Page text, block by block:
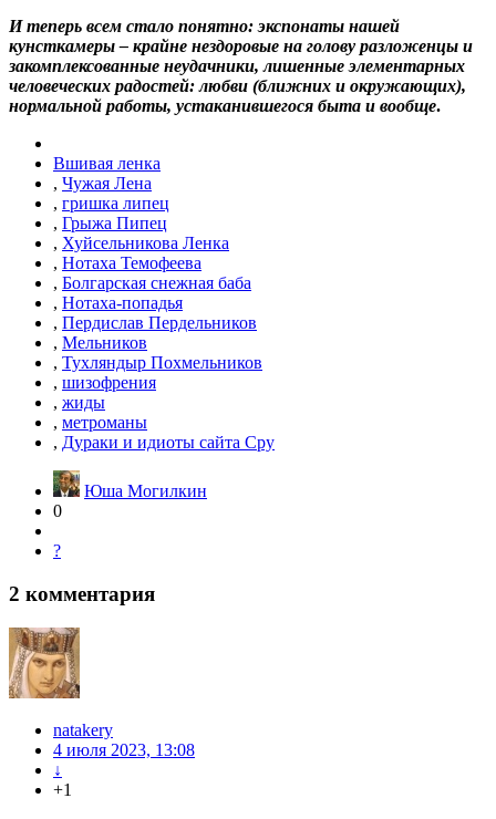
И теперь всем стало понятно: экспонаты нашей
кунсткамеры – крайне нездоровые на голову разложенцы и
закомплексованные неудачники, лишенные элементарных
человеческих радостей: любви (ближних и окружающих),
нормальной работы, устаканившегося быта и вообще.
Вшивая ленка
, Чужая Лена
, гришка липец
, Грыжа Пипец
, Хуйсельникова Ленка
, Нотаха Темофеева
, Болгарская снежная баба
, Нотаха-попадья
, Пердислав Пердельников
, Мельников
, Тухляндыр Похмельников
, шизофрения
, жиды
, метроманы
, Дураки и идиоты сайта Сру
Юша Могилкин
0
?
2 комментария
natakery
4 июля 2023, 13:08
↓
+1